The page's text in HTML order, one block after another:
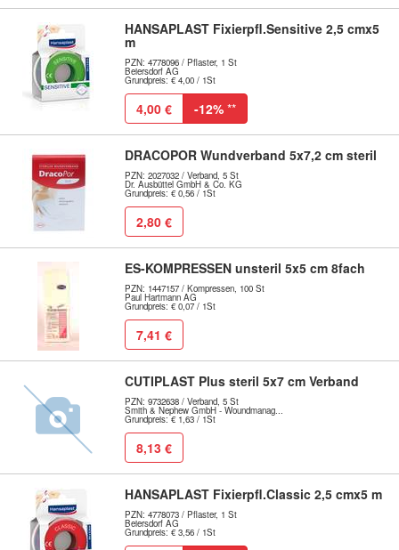
HANSAPLAST Fixierpfl.Sensitive 2,5 cmx5
m
PZN: 4778096 / Pflaster, 1 St
Beiersdorf AG
Grundpreis: € 4,00 / 1St
4,00 € -12% **
DRACOPOR Wundverband 5x7,2 cm steril
PZN: 2027032 / Verband, 5 St
Dr. Ausbüttel GmbH & Co. KG
Grundpreis: € 0,56 / 1St
2,80 €
ES-KOMPRESSEN unsteril 5x5 cm 8fach
PZN: 1447157 / Kompressen, 100 St
Paul Hartmann AG
Grundpreis: € 0,07 / 1St
7,41 €
CUTIPLAST Plus steril 5x7 cm Verband
PZN: 9732638 / Verband, 5 St
Smith & Nephew GmbH - Woundmanag...
Grundpreis: € 1,63 / 1St
8,13 €
HANSAPLAST Fixierpfl.Classic 2,5 cmx5 m
PZN: 4778073 / Pflaster, 1 St
Beiersdorf AG
Grundpreis: € 3,56 / 1St